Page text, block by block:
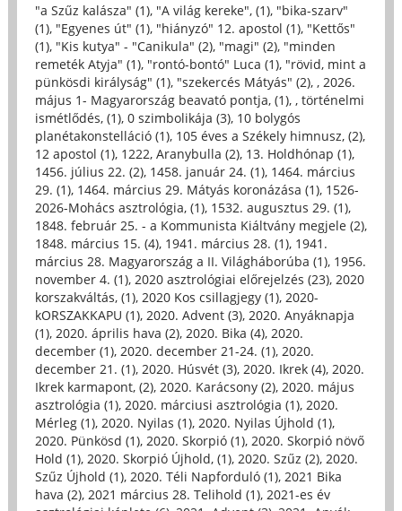
"a Szűz kalásza" (1), "A világ kereke", (1), "bika-szarv"
(1), "Egyenes út" (1), "hiányzó" 12. apostol (1), "Kettős"
(1), "Kis kutya" - "Canikula" (2), "magi" (2), "minden
remeték Atyja" (1), "rontó-bontó" Luca (1), "rövid, mint a
pünkösdi királyság" (1), "szekercés Mátyás" (2), , 2026.
május 1- Magyarország beavató pontja, (1), , történelmi
ismétlődés, (1), 0 szimbolikája (3), 10 bolygós
planétakonstelláció (1), 105 éves a Székely himnusz, (2),
12 apostol (1), 1222, Aranybulla (2), 13. Holdhónap (1),
1456. július 22. (2), 1458. január 24. (1), 1464. március
29. (1), 1464. március 29. Mátyás koronázása (1), 1526-
2026-Mohács asztrológia, (1), 1532. augusztus 29. (1),
1848. február 25. - a Kommunista Kiáltvány megjele (2),
1848. március 15. (4), 1941. március 28. (1), 1941.
március 28. Magyarország a II. Világháborúba (1), 1956.
november 4. (1), 2020 asztrológiai előrejelzés (23), 2020
korszakváltás, (1), 2020 Kos csillagjegy (1), 2020-
kORSZAKKAPU (1), 2020. Advent (3), 2020. Anyáknapja
(1), 2020. április hava (2), 2020. Bika (4), 2020.
december (1), 2020. december 21-24. (1), 2020.
december 21. (1), 2020. Húsvét (3), 2020. Ikrek (4), 2020.
Ikrek karmapont, (2), 2020. Karácsony (2), 2020. május
asztrológia (1), 2020. márciusi asztrológia (1), 2020.
Mérleg (1), 2020. Nyilas (1), 2020. Nyilas Újhold (1),
2020. Pünkösd (1), 2020. Skorpió (1), 2020. Skorpió növő
Hold (1), 2020. Skorpió Újhold, (1), 2020. Szűz (2), 2020.
Szűz Újhold (1), 2020. Téli Napforduló (1), 2021 Bika
hava (2), 2021 március 28. Telihold (1), 2021-es év